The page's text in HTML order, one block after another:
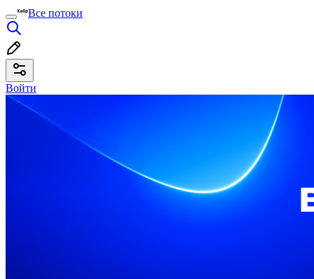
Все потоки
Войти